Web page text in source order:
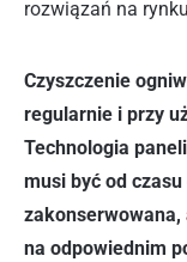
rozwiązań na
Czyszczenie
regularnie i przy
Technologia
musi być od
zakonserwowana,
na odpowiednim